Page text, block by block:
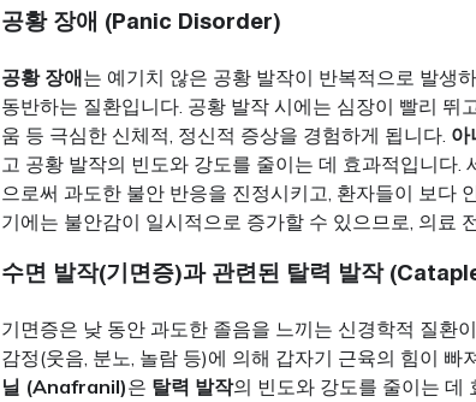
공황 장애 (Panic Disorder)
공황 장애는 예기치 않은 공황 발작이 반복적으로 발생
동반하는 질환입니다. 공황 발작 시에는 심장이 빨리 뛰
움 등 극심한 신체적, 정신적 증상을 경험하게 됩니다.
고 공황 발작의 빈도와 강도를 줄이는 데 효과적입니다
으로써 과도한 불안 반응을 진정시키고, 환자들이 보다
기에는 불안감이 일시적으로 증가할 수 있으므로, 의료
수면 발작(기면증)과 관련된 탈력 발작
기면증은 낮 동안 과도한 졸음을 느끼는 신경학적 질환
감정(웃음, 분노, 놀람 등)에 의해 갑자기 근육의 힘이
닐 (Anafranil)은 탈력 발작의 빈도와 강도를 줄이는 데